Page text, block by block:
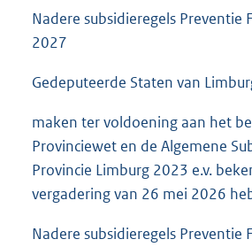
Nadere subsidieregels Preventie
2027
Gedeputeerde Staten van
maken ter voldoening aan het
Provinciewet en de Algemene
Provincie Limburg 2023 e.v.
vergadering van 26 mei 2026
Nadere subsidieregels Preventie